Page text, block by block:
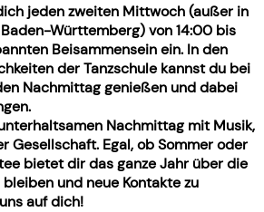
jeden zweiten Mittwoch (außer in
Württemberg) von 14:00 bis
Beisammensein ein. In den
der Tanzschule kannst du bei
Nachmittag genießen und dabei
Nachmittag mit Musik,
Gesellschaft. Egal, ob Sommer oder
bietet dir das ganze Jahr über die
und neue Kontakte zu
auf dich!